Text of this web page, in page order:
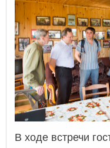
В ходе встречи